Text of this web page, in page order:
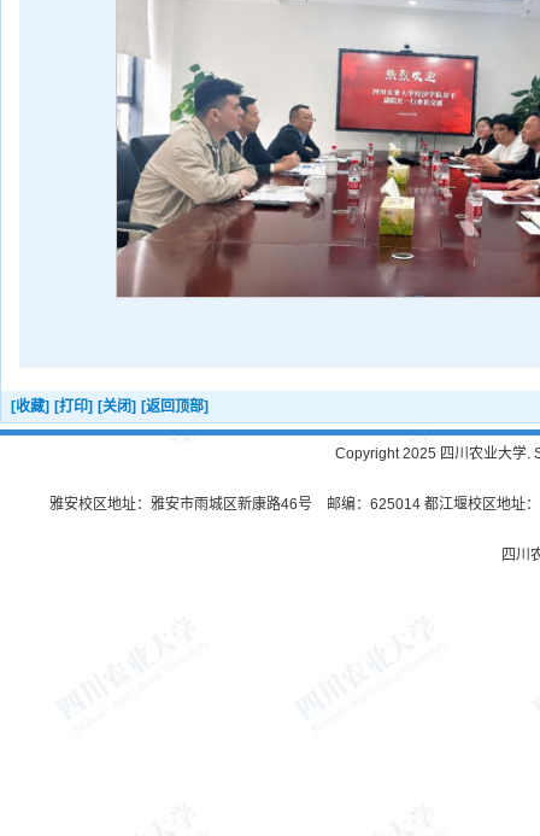
[收藏] [打印] [关闭] [返回顶部]
Copyright 2025 四川农业大学.
雅安校区地址：雅安市雨城区新康路46号 邮编：625014 都江堰校区地址
四川